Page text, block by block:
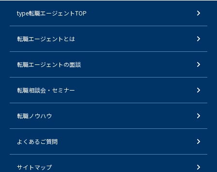
type転職エージェントTOP
転職エージェントとは
転職エージェントの面談
転職相談会・セミナー
転職ノウハウ
よくあるご質問
サイトマップ